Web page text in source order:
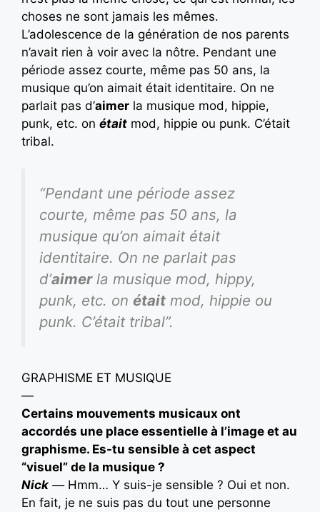
choses ne sont jamais les mêmes.
L’adolescence de la génération de nos parents
n’avait rien à voir avec la nôtre. Pendant une
période assez courte, même pas 50 ans, la
musique qu’on aimait était identitaire. On ne
parlait pas d’aimer la musique mod, hippie,
punk, etc. on était mod, hippie ou punk. C’était
tribal.
“Pendant une période assez
courte, même pas 50 ans, la
musique qu’on aimait était
identitaire. On ne parlait pas
d’aimerla musique mod, hippy,
punk, etc. on était mod, hippie ou
punk. C’était tribal”.
GRAPHISME ET MUSIQUE
—
Certains mouvements musicaux ont
accordés une place essentielle à l’image et au
graphisme. Es-tu sensible à cet aspect
“visuel” de la musique ?
Nick —Hmm… Y suis-je sensible ? Oui et non.
En fait, je ne suis pas du tout une personne